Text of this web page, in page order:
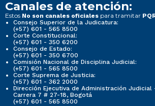
Canales de atención:
Estos No son canales oficiales para tramitar
Consejo Superior de la Judicatura:
(+57) 601 - 565 8500
Corte Constitucional:
(+57) 601 - 350 6200
Consejo de Estado:
(+57) 601 - 350 6700
Comisión Nacional de Disciplina Judicial:
(+57) 601 - 565 8500
Corte Suprema de Justicia:
(+57) 601 - 362 2000
Dirección Ejecutiva de Administración Judicial
Carrera 7 # 27-18, Bogotá
(+57) 601 - 565 8500